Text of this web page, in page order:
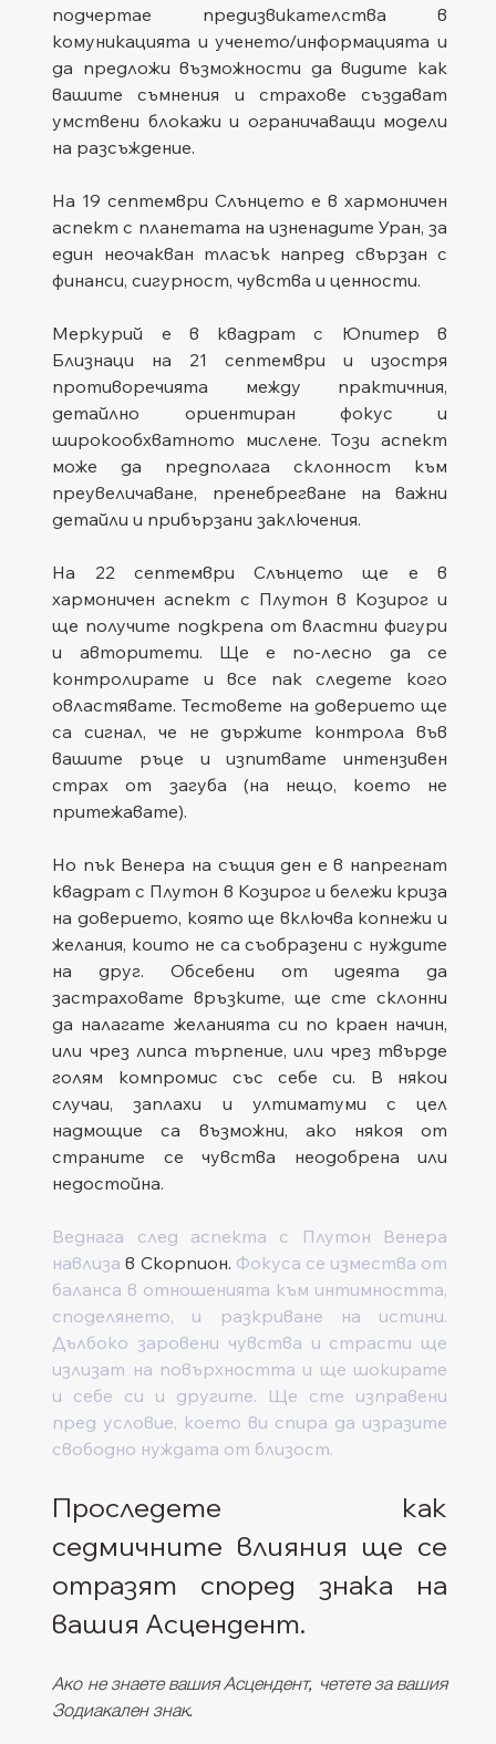
подчертае предизвикателства в
комуникацията и ученето/информацията и
да предложи възможности да видите как
вашите съмнения и страхове създават
умствени блокажи и ограничаващи модели
на разсъждение.
На 19 септември Слънцето е в хармоничен
аспект с планетата на изненадите Уран, за
един неочакван тласък напред свързан с
финанси, сигурност, чувства и ценности.
Меркурий е в квадрат с Юпитер в
Близнаци на 21 септември и изостря
противоречията между практичния,
детайлно ориентиран фокус и
широкообхватното мислене. Този аспект
може да предполага склонност към
преувеличаване, пренебрегване на важни
детайли и прибързани заключения.
На 22 септември Слънцето ще е в
хармоничен аспект с Плутон в Козирог и
ще получите подкрепа от властни фигури
и авторитети. Ще е по-лесно да се
контролирате и все пак следете кого
овластявате. Тестовете на доверието ще
са сигнал, че не държите контрола във
вашите ръце и изпитвате интензивен
страх от загуба (на нещо, което не
притежавате).
Но пък Венера на същия ден е в напрегнат
квадрат с Плутон в Козирог и бележи криза
на доверието, която ще включва копнежи и
желания, които не са съобразени с нуждите
на друг. Обсебени от идеята да
застраховате връзките, ще сте склонни
да налагате желанията си по краен начин,
или чрез липса търпение, или чрез твърде
голям компромис със себе си. В някои
случаи, заплахи и ултиматуми с цел
надмощие са възможни, ако някоя от
страните се чувства неодобрена или
недостойна.
Веднага след аспекта с Плутон Венера
навлиза в Скорпион. Фокуса се измества от
баланса в отношенията към интимността,
споделянето, и разкриване на истини.
Дълбоко заровени чувства и страсти ще
излизат на повърхността и ще шокирате
и себе си и другите. Ще сте изправени
пред условие, което ви спира да изразите
свободно нуждата от близост.
Проследете как
седмичните влияния ще се
отразят според знака на
вашия Асцендент.
Ако не знаете вашия Асцендент, четете за вашия
Зодиакален знак.